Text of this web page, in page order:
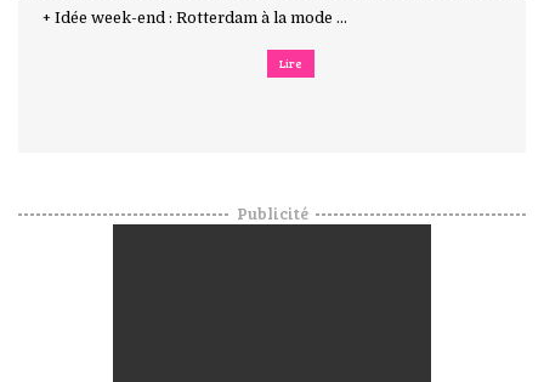
+ Idée week-end : Rotterdam à la mode ...
Lire
Publicité